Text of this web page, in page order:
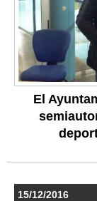
El
15/12/2016